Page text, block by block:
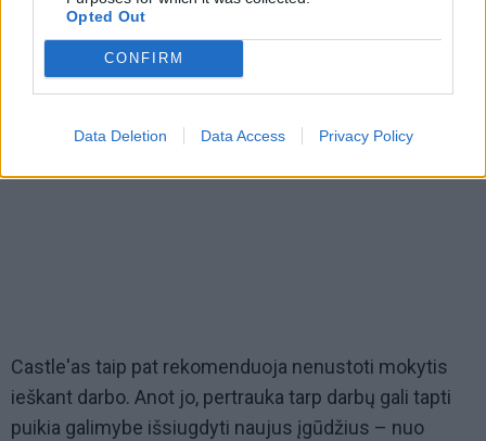
Opted Out
CONFIRM
Data Deletion Data Access Privacy Policy
Castle'as taip pat rekomenduoja nenustoti mokytis
ieškant darbo. Anot jo, pertrauka tarp darbų gali tapti
puikia galimybe išsiugdyti naujus įgūdžius – nuo